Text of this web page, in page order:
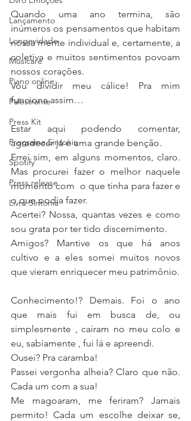
Lançamento
Longevidade
Musicare
Piano online
Palestrante
Press Kit
Programa Sintonia
Spotify
Press release
Livro Sintonia
Quando uma ano termina, são
inúmeros os pensamentos que habitam
nossa mente individual e, certamente, a
coletiva e muitos sentimentos povoam
nossos corações.
Vou dividir meu cálice! Pra mim
funciona assim…
Estar aqui podendo comentar,
agradecer já é uma grande benção.
Errei sim, em alguns momentos, claro.
Mas procurei fazer o melhor naquele
momento com  o que tinha para fazer e
o que podia fazer.
Acertei? Nossa, quantas vezes e como
sou grata por ter tido discernimento.
Amigos? Mantive os que há anos
cultivo e a eles somei muitos novos
que vieram enriquecer meu patrimônio.
Conhecimento!? Demais. Foi o ano
que mais fui em busca de, ou
simplesmente , caíram no meu colo e
eu, sabiamente , fui lá e apreendi.
Ousei? Pra caramba!
Passei vergonha alheia? Claro que não.
Cada um com a sua!
Me magoaram, me feriram? Jamais
permito! Cada um escolhe deixar se,